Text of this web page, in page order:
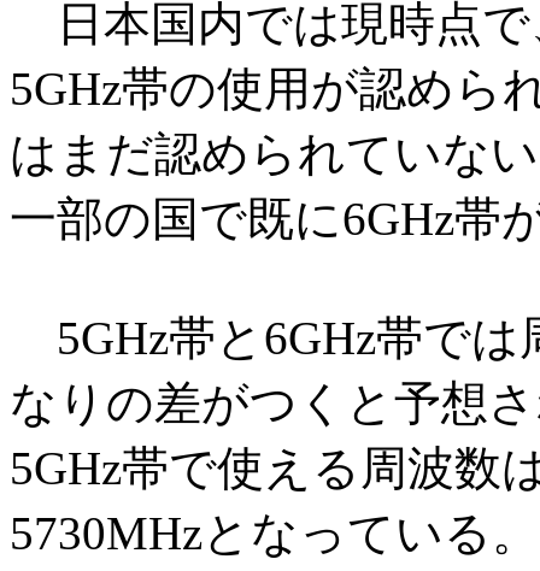
日本国内では現時点で
5GHz帯の使用が認めら
はまだ認められていな
一部の国で既に6GHz帯
5GHz帯と6GHz帯で
なりの差がつくと予想
5GHz帯で使える周波数
5730MHzとなっている